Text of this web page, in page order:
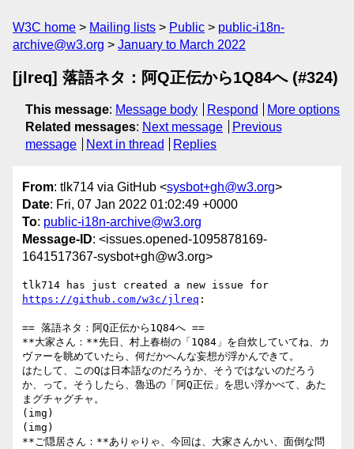
W3C home Mailing lists Public
public-i18n-
archive@w3.org
January to March 2022
[jlreq] 落語ネタ：阿Q正伝から1Q84へ (#324)
This message: Message body Respond
More options
Related messages: Next message
Previous
message
Next in thread Replies
From: tlk714 via GitHub <sysbot+gh@w3.org>
Date: Fri, 07 Jan 2022 01:02:49 +0000
To: public-i18n-archive@w3.org
Message-ID: <issues.opened-1095878169-
1641517367-sysbot+gh@w3.org>
https://github.com/w3c/jlreq :
== 落語ネタ：阿Q正伝から1Q84へ ==
**大家さん：**先日、村上春樹の「1Q84」を自炊していてね、カ
ヴァーを眺めていたら、何だかへんな妄想が浮かんできて。
はたして、このQは日本語なのだろうか、そうではないのだろう
か、って。そうしたら、魯迅の「阿Q正伝」を思い浮かべて、あた
まグチャグチャ。
(img)
(img)
**ご隠居さん：**ありゃりゃ、今回は、大家さんかい、面倒な問